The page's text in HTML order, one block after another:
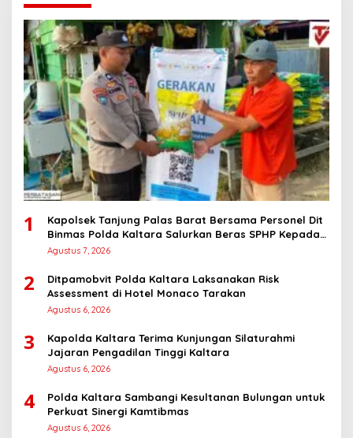
1
Kapolsek Tanjung Palas Barat Bersama Personel Dit
Binmas Polda Kaltara Salurkan Beras SPHP Kepada
Masyarakat
Agustus 7, 2026
2
Ditpamobvit Polda Kaltara Laksanakan Risk
Assessment di Hotel Monaco Tarakan
Agustus 6, 2026
3
Kapolda Kaltara Terima Kunjungan Silaturahmi
Jajaran Pengadilan Tinggi Kaltara
Agustus 6, 2026
4
Polda Kaltara Sambangi Kesultanan Bulungan untuk
Perkuat Sinergi Kamtibmas
Agustus 6, 2026